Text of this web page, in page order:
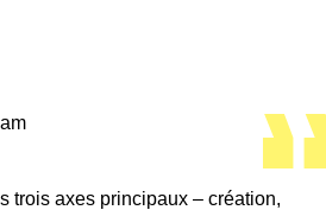
trois axes principaux – création,